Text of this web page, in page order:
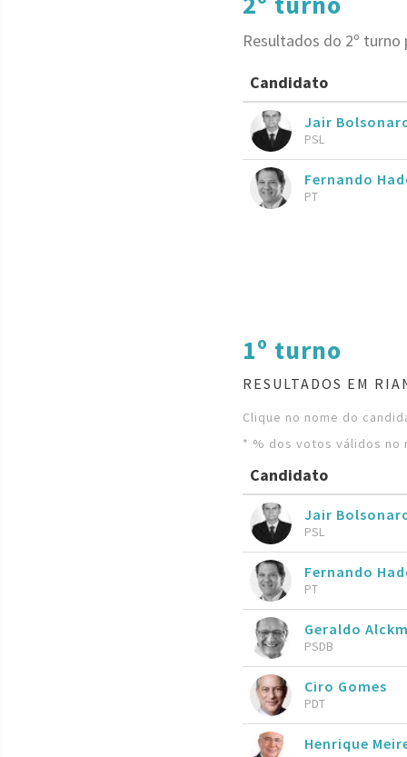
Resultados do 2º
Candidato
Jair
PSL
Fernando
PT
1º turno
RESULTADOS EM
Clique no nome do
* % dos votos válidos no
Candidato
Jair
PSL
Fernando
PT
Geraldo
PSDB
Ciro Gomes
PDT
Henrique